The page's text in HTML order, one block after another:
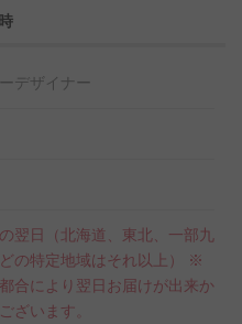
デザイナー
翌日（北海道、東北、一部九
の特定地域はそれ以上） ※
合により翌日お届けが出来か
ざいます。